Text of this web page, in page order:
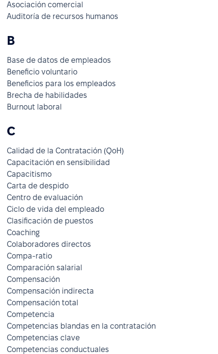
Asociación comercial
Auditoría de recursos humanos
B
Base de datos de empleados
Beneficio voluntario
Beneficios para los empleados
Brecha de habilidades
Burnout laboral
C
Calidad de la Contratación (QoH)
Capacitación en sensibilidad
Capacitismo
Carta de despido
Centro de evaluación
Ciclo de vida del empleado
Clasificación de puestos
Coaching
Colaboradores directos
Compa-ratio
Comparación salarial
Compensación
Compensación indirecta
Compensación total
Competencia
Competencias blandas en la contratación
Competencias clave
Competencias conductuales